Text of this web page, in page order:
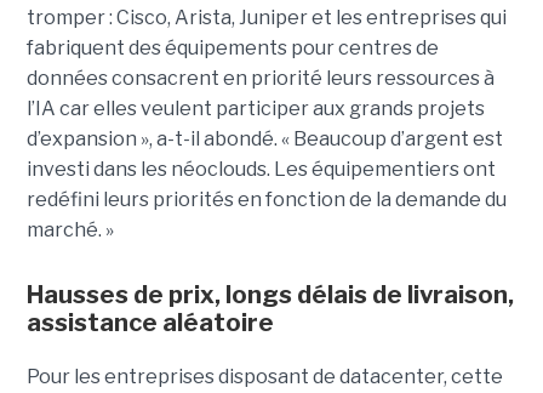
tromper : Cisco, Arista, Juniper et les entreprises qui
fabriquent des équipements pour centres de
données consacrent en priorité leurs ressources à
l’IA car elles veulent participer aux grands projets
d’expansion », a-t-il abondé. « Beaucoup d’argent est
investi dans les néoclouds. Les équipementiers ont
redéfini leurs priorités en fonction de la demande du
marché. »
Hausses de prix, longs délais de livraison,
assistance aléatoire
Pour les entreprises disposant de datacenter, cette